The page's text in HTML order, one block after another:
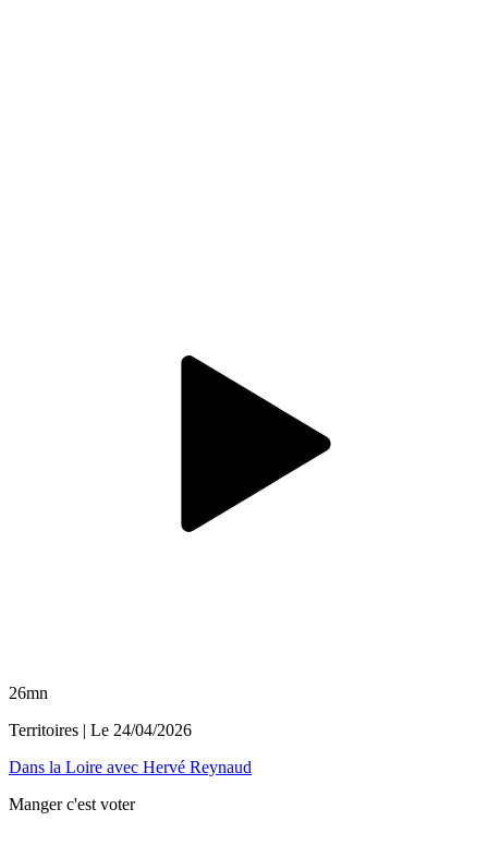
26mn
Territoires | Le 24/04/2026
Dans la Loire avec Hervé Reynaud
Manger c'est voter